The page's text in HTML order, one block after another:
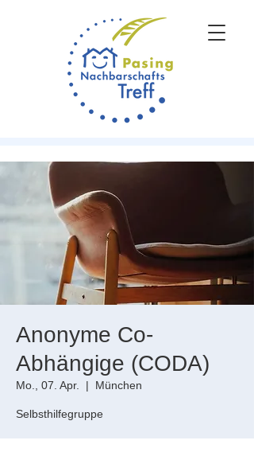
Anonyme Co-
Abhängige (CODA)
Mo., 07. Apr.
  |
München
Selbsthilfegruppe